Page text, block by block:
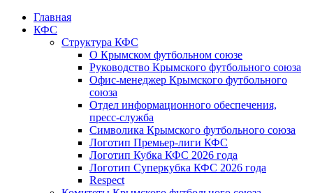
Главная
КФС
Структура КФС
О Крымском футбольном союзе
Руководство Крымского футбольного союза
Офис-менеджер Крымского футбольного
союза
Отдел информационного обеспечения,
пресс-служба
Символика Крымского футбольного союза
Логотип Премьер-лиги КФС
Логотип Кубка КФС 2026 года
Логотип Суперкубка КФС 2026 года
Respect